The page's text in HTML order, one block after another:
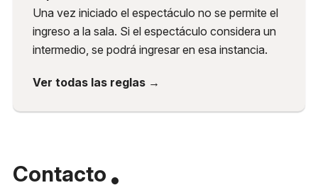
Una vez iniciado el espectáculo no se permite el
ingreso a la sala. Si el espectáculo considera un
intermedio, se podrá ingresar en esa instancia.
Ver todas las reglas →
Contacto